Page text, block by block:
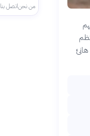
من نحناتصل بنا